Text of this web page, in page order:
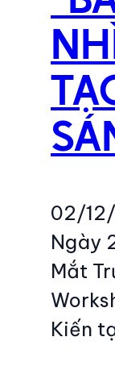
02/
Ngày
Mắt
Kiến